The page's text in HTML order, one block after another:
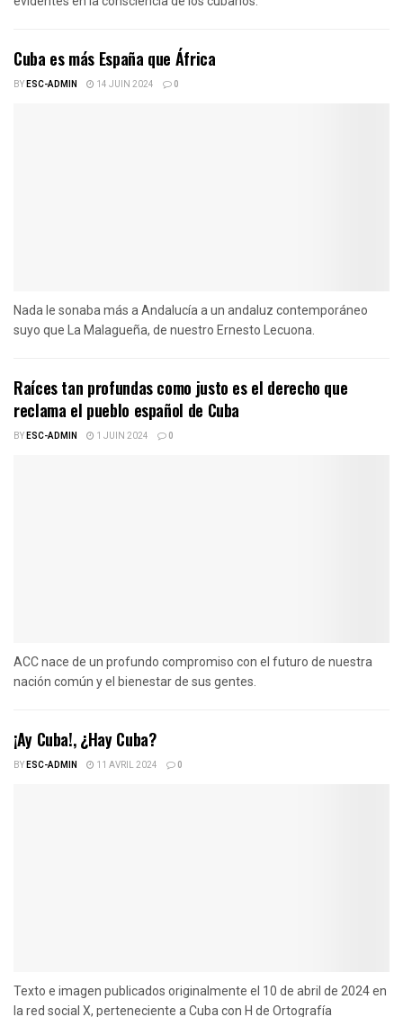
Cuba es más España que África
BYESC-ADMIN 14 JUIN 2024 0
Nada le sonaba más a Andalucía a un andaluz contemporáneo
suyo que La Malagueña, de nuestro Ernesto Lecuona.
Raíces tan profundas como justo es el derecho que
reclama el pueblo español de Cuba
BYESC-ADMIN 1 JUIN 2024 0
ACC nace de un profundo compromiso con el futuro de nuestra
nación común y el bienestar de sus gentes.
¡Ay Cuba!, ¿Hay Cuba?
BYESC-ADMIN 11 AVRIL 2024 0
Texto e imagen publicados originalmente el 10 de abril de 2024 en
la red social X, perteneciente a Cuba con H de Ortografía